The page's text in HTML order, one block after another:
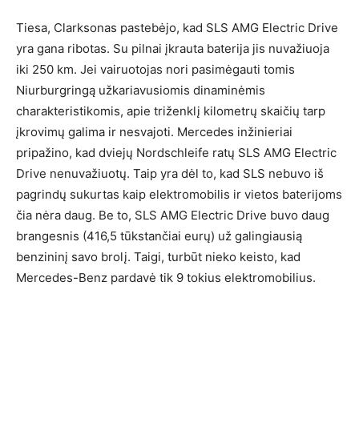
Tiesa, Clarksonas pastebėjo, kad SLS AMG Electric Drive
yra gana ribotas. Su pilnai įkrauta baterija jis nuvažiuoja
iki 250 km. Jei vairuotojas nori pasimėgauti tomis
Niurburgringą užkariavusiomis dinaminėmis
charakteristikomis, apie triženklį kilometrų skaičių tarp
įkrovimų galima ir nesvajoti. Mercedes inžinieriai
pripažino, kad dviejų Nordschleife ratų SLS AMG Electric
Drive nenuvažiuotų. Taip yra dėl to, kad SLS nebuvo iš
pagrindų sukurtas kaip elektromobilis ir vietos baterijoms
čia nėra daug. Be to, SLS AMG Electric Drive buvo daug
brangesnis (416,5 tūkstančiai eurų) už galingiausią
benzininį savo brolį. Taigi, turbūt nieko keisto, kad
Mercedes-Benz pardavė tik 9 tokius elektromobilius.